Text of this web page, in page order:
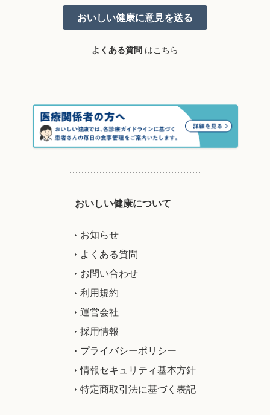
よくある質問 はこちら
おいしい健康について
お知らせ
よくある質問
お問い合わせ
利用規約
運営会社
採用情報
プライバシーポリシー
情報セキュリティ基本方針
特定商取引法に基づく表記